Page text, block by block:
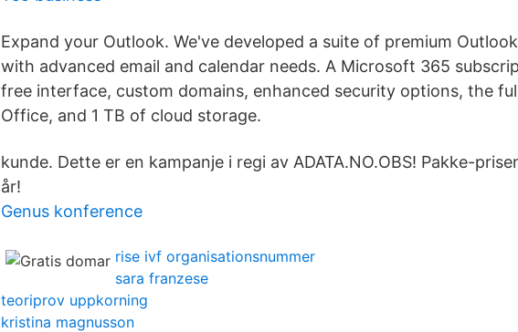
Expand your Outlook. We've developed a suite of premium
with advanced email and calendar needs. A Microsoft 365
free interface, custom domains, enhanced security options, the
Office, and 1 TB of cloud storage.
kunde. Dette er en kampanje i regi av ADATA.NO.OBS! Pakke-
år!
Genus konference
rise ivf organisationsnummer
sara franzese
teoriprov uppkorning
kristina magnusson